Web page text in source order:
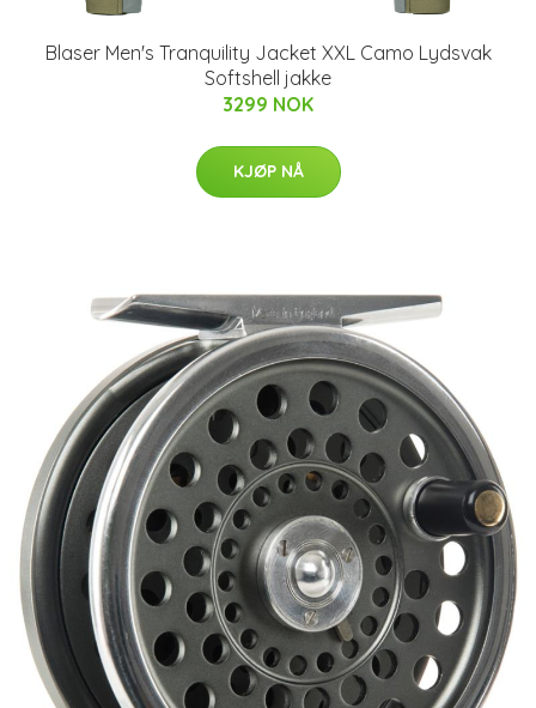
Blaser Men's Tranquility Jacket XXL Camo Lydsvak
Softshell jakke
3299 NOK
KJØP NÅ